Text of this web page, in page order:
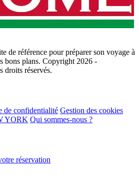
de référence pour préparer son voyage à
bons plans. Copyright 2026 -
réservés.
de confidentialité Gestion des cookies
YORK Qui sommes-nous ?
réservation